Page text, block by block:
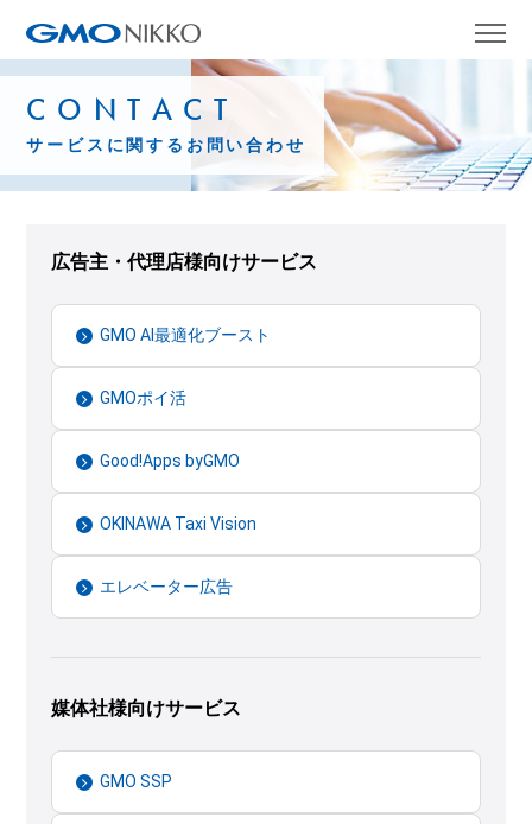
CONTACT
サービスに関するお問い合わせ
広告主・代理店様向けサービス
GMO AI最適化ブースト
GMOポイ活
Good!Apps byGMO
OKINAWA Taxi Vision
エレベーター広告
媒体社様向けサービス
GMO SSP